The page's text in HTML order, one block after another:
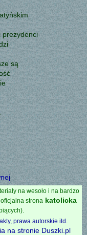
prezydenci
są
na wesoło i na bardzo
strona katolicka
prawa autorskie itd.
na stronie Duszki.pl